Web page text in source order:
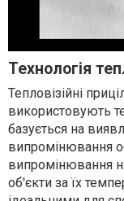
Технологія
Тепловізійні
використовують
базується на
випромінювання
випромінювання
об'єкти за їх